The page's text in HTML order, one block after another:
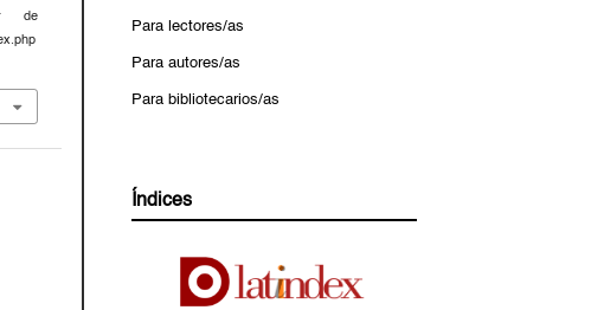
de
Para lectores/as
Para autores/as
Para bibliotecarios/as
Índices